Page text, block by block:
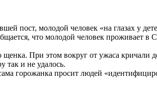
пост, молодой человек «на глазах у
что молодой человек проживает в
При этом вокруг от ужаса кричали
так и не удалось.
горожанка просит людей